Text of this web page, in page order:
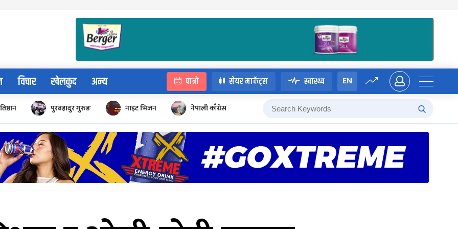
विचार खेलकुद अन्य पात्रो सेयर मार्केट्स स्वास्थ्य EN
पुरबहादुर गुरुङ नाइट भिजन नेपाली काँग्रेस